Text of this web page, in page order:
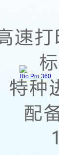
Rio Pro 360